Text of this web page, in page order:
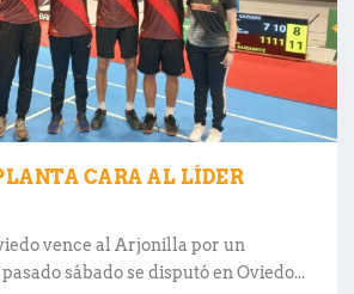
CARA AL LÍDER
vence al Arjonilla por un
sábado se disputó en Oviedo...